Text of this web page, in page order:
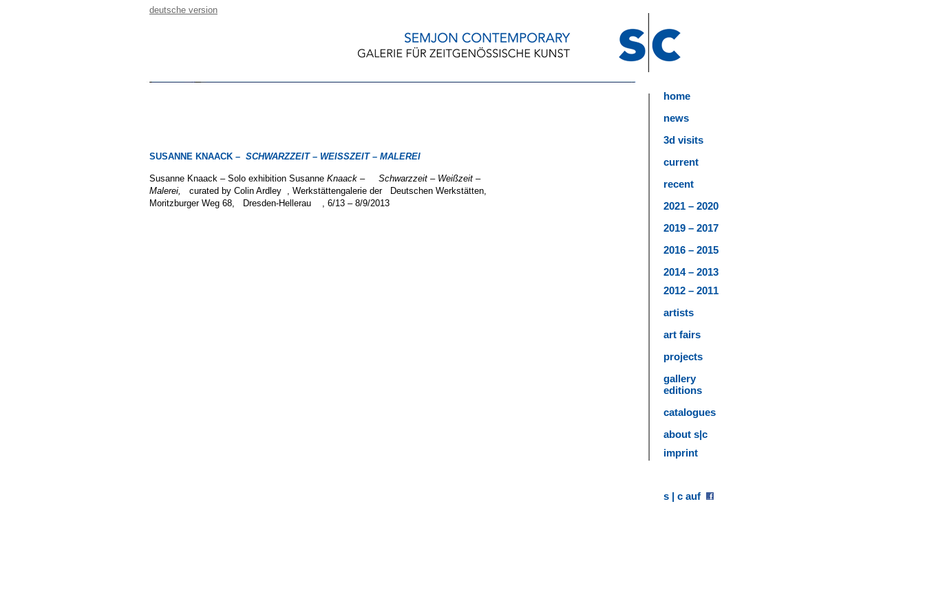
deutsche version
SUSANNE KNAACK – SCHWARZZEIT – WEISSZEIT – MALEREI
Susanne Knaack – Solo exhibition Susanne Knaack – Schwarzzeit – Weißzeit –
Malerei,
curated by Colin Ardley , Werkstättengalerie der Deutschen Werkstätten,
Moritzburger Weg 68, Dresden-Hellerau , 6/13 – 8/9/2013
home
news
3d visits
current
recent
2021 – 2020
2019 – 2017
2016 – 2015
2014 – 2013
2012 – 2011
artists
art fairs
projects
gallery
editions
catalogues
about s|c
imprint
s | c auf